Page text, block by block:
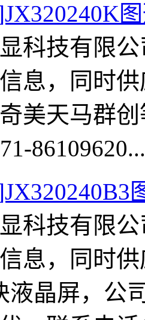
科技有限
息，同时
美天马群
86109620...
科技有限
息，同时
液晶屏，公